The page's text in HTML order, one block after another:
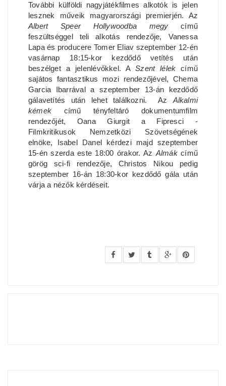
További külföldi nagyjátékfilmes alkotók is jelen
lesznek műveik magyarországi premierjén. Az
Albert Speer Hollywoodba megy című
feszültséggel teli alkotás rendezője, Vanessa
Lapa és producere Tomer Eliav szeptember 12-én
vasárnap 18:15-kor kezdődő vetítés után
beszélget a jelenlévőkkel. ASzent lélek című
sajátos fantasztikus mozi rendezőjével, Chema
Garcia Ibarrával a szeptember 13-án kezdődő
gálavetítés után lehet találkozni. Az Alkalmi
kémek című tényfeltáró dokumentumfilm
rendezőjét, Oana Giurgit a Fipresci -
Filmkritikusok Nemzetközi Szövetségének
elnöke, Isabel Danel kérdezi majd szeptember
15-én szerda este 18:00 órakor. Az Almákcímű
görög sci-fi rendezője, Christos Nikou pedig
szeptember 16-án 18:30-kor kezdődő gála után
várja a nézők kérdéseit.